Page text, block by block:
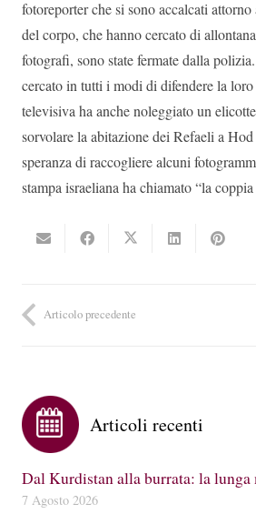
fotoreporter che si sono accalcati
del corpo, che hanno cercato di
fotografi, sono state fermate dalla
cercato in tutti i modi di difendere la
televisiva ha anche noleggiato un
sorvolare la abitazione dei Refaeli a
speranza di raccogliere alcuni
stampa israeliana ha chiamato “la coppia
Articolo precedente
Articoli recenti
Dal Kurdistan alla burrata: la
7 Agosto 2026